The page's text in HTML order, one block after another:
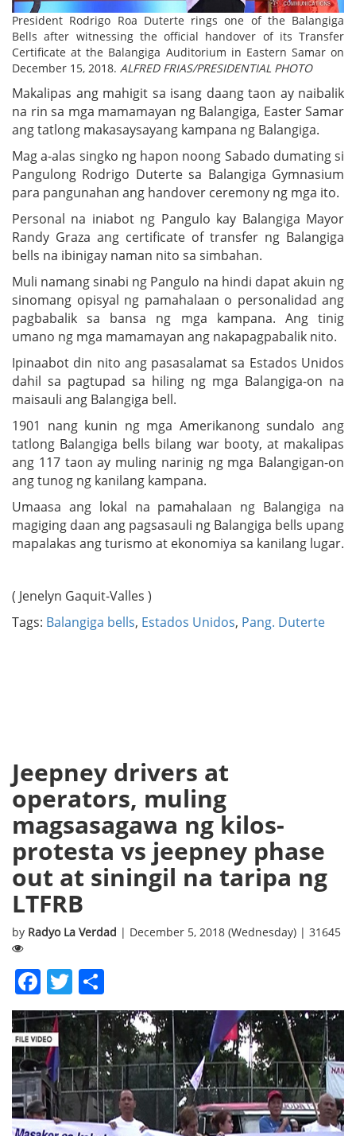
President Rodrigo Roa Duterte rings one of the Balangiga
Bells after witnessing the official handover of its Transfer
Certificate at the Balangiga Auditorium in Eastern Samar on
December 15, 2018. ALFRED FRIAS/PRESIDENTIAL PHOTO
Makalipas ang mahigit sa isang daang taon ay naibalik
na rin sa mga mamamayan ng Balangiga, Easter Samar
ang tatlong makasaysayang kampana ng Balangiga.
Mag a-alas singko ng hapon noong Sabado dumating si
Pangulong Rodrigo Duterte sa Balangiga Gymnasium
para pangunahan ang handover ceremony ng mga ito.
Personal na iniabot ng Pangulo kay Balangiga Mayor
Randy Graza ang certificate of transfer ng Balangiga
bells na ibinigay naman nito sa simbahan.
Muli namang sinabi ng Pangulo na hindi dapat akuin ng
sinomang opisyal ng pamahalaan o personalidad ang
pagbabalik sa bansa ng mga kampana. Ang tinig
umano ng mga mamamayan ang nakapagpabalik nito.
Ipinaabot din nito ang pasasalamat sa Estados Unidos
dahil sa pagtupad sa hiling ng mga Balangiga-on na
maisauli ang Balangiga bell.
1901 nang kunin ng mga Amerikanong sundalo ang
tatlong Balangiga bells bilang war booty, at makalipas
ang 117 taon ay muling narinig ng mga Balangigan-on
ang tunog ng kanilang kampana.
Umaasa ang lokal na pamahalaan ng Balangiga na
magiging daan ang pagsasauli ng Balangiga bells upang
mapalakas ang turismo at ekonomiya sa kanilang lugar.
( Jenelyn Gaquit-Valles )
Tags: Balangiga bells, Estados Unidos, Pang. Duterte
Jeepney drivers at
operators, muling
magsasagawa ng kilos-
protesta vs jeepney phase
out at siningil na taripa ng
LTFRB
by Radyo La Verdad | December 5, 2018 (Wednesday) | 31645
Facebook
Twitter